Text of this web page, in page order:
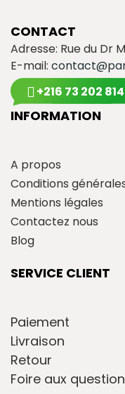
CONTACT
Adresse: Rue du Dr
E-mail:
+216 73 202 814
INFORMATION
A propos
Conditions
Mentions légales
Contactez nous
Blog
SERVICE CLIENT
Paiement
Livraison
Retour
Foire aux